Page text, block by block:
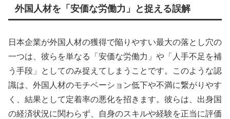
外国人材を「安価な労働力」と捉える誤解
日本企業が外国人材の獲得で陥りやすい最大の落とし穴の
一つは、彼らを単なる「安価な労働力」や「人手不足を補
う手段」としてのみ捉えてしまうことです。このような認
識は、外国人材のモチベーション低下や不満に繋がりやす
く、結果として定着率の悪化を招きます。彼らは、出身国
の経済状況に関わらず、自身のスキルや経験を正当に評価